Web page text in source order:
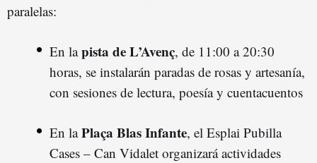
paralelas:
En lapista de L’Avenç, de 11:00 a 20:30
horas, se instalarán paradas de rosas y artesanía,
con sesiones de lectura, poesía y cuentacuentos
En laPlaça Blas Infante, el Esplai Pubilla
Cases – Can Vidalet organizará actividades